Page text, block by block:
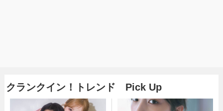
クランクイン！トレンド Pick Up